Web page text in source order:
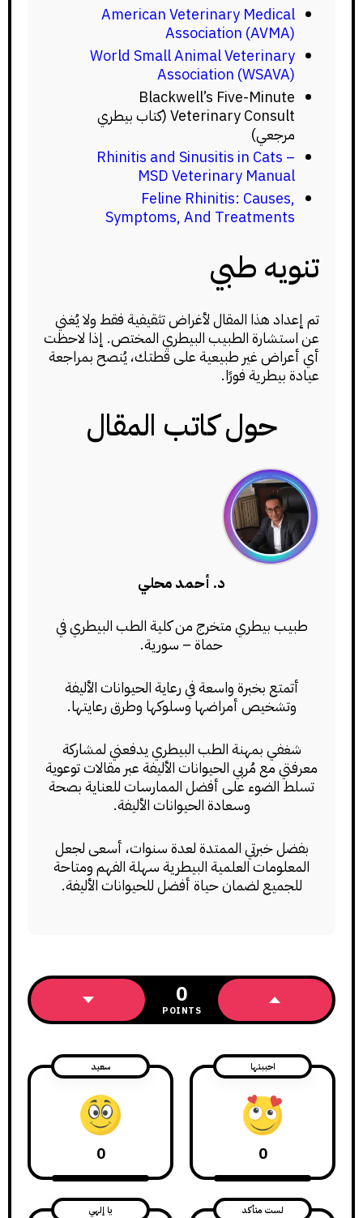
American Veterinary Medical
Association (AVMA)
World Small Animal Veterinary
Association (WSAVA)
Blackwell’s Five-Minute
Veterinary Consult (كتاب بيطري
مرجعي)
Rhinitis and Sinusitis in Cats –
MSD Veterinary Manual
Feline Rhinitis: Causes,
Symptoms, And Treatments
تنويه طبي
تم إعداد هذا المقال لأغراض تثقيفية فقط ولا يُغني
عن استشارة الطبيب البيطري المختص. إذا لاحظت
أي أعراض غير طبيعية على قطتك، يُنصح بمراجعة
عيادة بيطرية فورًا.
حول كاتب المقال
د. أحمد محلي
طبيب بيطري متخرج من كلية الطب البيطري في
حماة – سورية.
أتمتع بخبرة واسعة في رعاية الحيوانات الأليفة
وتشخيص أمراضها وسلوكها وطرق رعايتها.
شغفي بمهنة الطب البيطري يدفعني لمشاركة
معرفتي مع مُربي الحيوانات الأليفة عبر مقالات توعوية
تسلط الضوء على أفضل الممارسات للعناية بصحة
وسعادة الحيوانات الأليفة.
بفضل خبرتي الممتدة لعدة سنوات، أسعى لجعل
المعلومات العلمية البيطرية سهلة الفهم ومتاحة
للجميع لضمان حياة أفضل للحيوانات الأليفة.
0
POINTS
احببتها
0
سعيد
0
لست متأكد يا إلهي